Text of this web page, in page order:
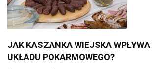
JAK KASZANKA WIEJSKA WPŁYWA
UKŁADU POKARMOWEGO?